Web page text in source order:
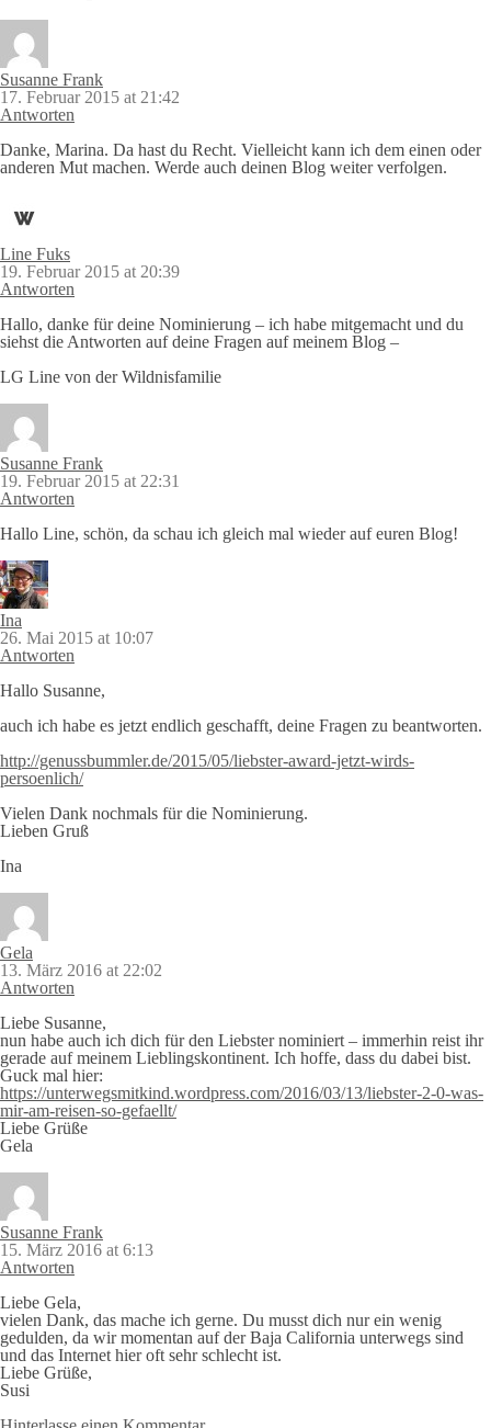
Susanne Frank
17. Februar 2015 at 21:42
Antworten
Danke, Marina. Da hast du Recht. Vielleicht kann ich dem einen oder
anderen Mut machen. Werde auch deinen Blog weiter verfolgen.
Line Fuks
19. Februar 2015 at 20:39
Antworten
Hallo, danke für deine Nominierung – ich habe mitgemacht und du
siehst die Antworten auf deine Fragen auf meinem Blog –
LG Line von der Wildnisfamilie
Susanne Frank
19. Februar 2015 at 22:31
Antworten
Hallo Line, schön, da schau ich gleich mal wieder auf euren Blog!
Ina
26. Mai 2015 at 10:07
Antworten
Hallo Susanne,
auch ich habe es jetzt endlich geschafft, deine Fragen zu beantworten.
http://genussbummler.de/2015/05/liebster-award-jetzt-wirds-
persoenlich/
Vielen Dank nochmals für die Nominierung.
Lieben Gruß
Ina
Gela
13. März 2016 at 22:02
Antworten
Liebe Susanne,
nun habe auch ich dich für den Liebster nominiert – immerhin reist ihr
gerade auf meinem Lieblingskontinent. Ich hoffe, dass du dabei bist.
Guck mal hier:
https://unterwegsmitkind.wordpress.com/2016/03/13/liebster-2-0-was-
mir-am-reisen-so-gefaellt/
Liebe Grüße
Gela
Susanne Frank
15. März 2016 at 6:13
Antworten
Liebe Gela,
vielen Dank, das mache ich gerne. Du musst dich nur ein wenig
gedulden, da wir momentan auf der Baja California unterwegs sind
und das Internet hier oft sehr schlecht ist.
Liebe Grüße,
Susi